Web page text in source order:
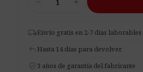
acústica
una
cantidad
local_shippingEnvío gratis en 2-7 días laborables
reply Hasta 14 días para devolver
verified_user 3 años de garantía del fabricante